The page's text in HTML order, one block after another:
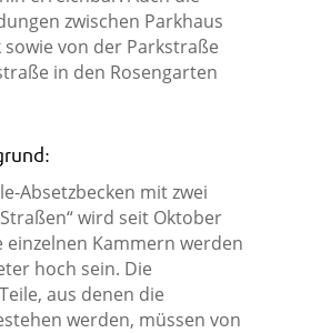
zwischen Parkhaus
von der Parkstraße
in den Rosengarten
Absetzbecken mit zwei
wird seit Oktober
Kammern werden
hoch sein. Die
aus denen die
werden, müssen von